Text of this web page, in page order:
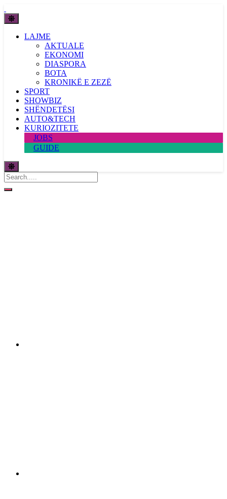
LAJME
AKTUALE
EKONOMI
DIASPORA
BOTA
KRONIKË E ZEZË
SPORT
SHOWBIZ
SHËNDETËSI
AUTO&TECH
KURIOZITETE
JOBS
GUIDE